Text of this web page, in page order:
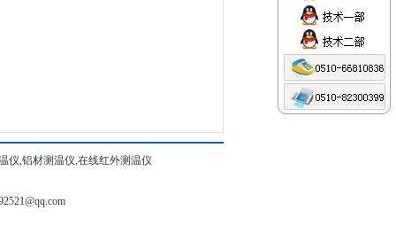
仪,铝材测温仪,在线红外测温仪